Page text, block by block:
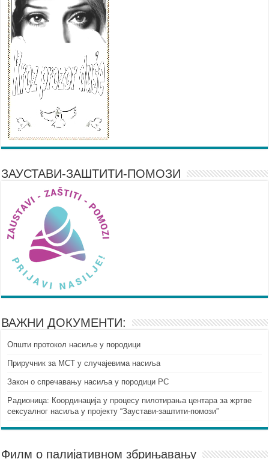
ЗАУСТАВИ-ЗАШТИТИ-ПОМОЗИ
ВАЖНИ ДОКУМЕНТИ:
Општи протокол насиље у породици
Приручник за МСТ у случајевима насиља
Закон о спречавању насиља у породици РС
Радионица: Координација у процесу пилотирања центара за жртве
сексуалног насиља у пројекту “Заустави-заштити-помози”
Филм о палијативном збрињавању